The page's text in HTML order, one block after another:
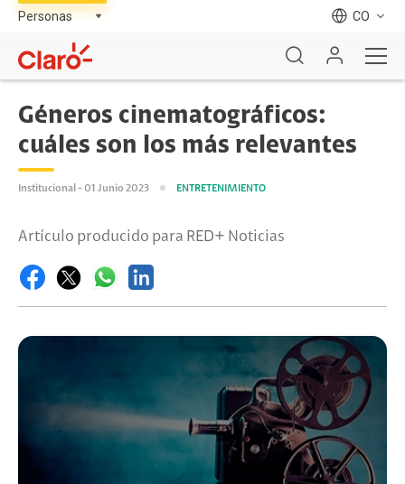
CO
Géneros cinematográficos:
cuáles son los más relevantes
Institucional - 01 Junio 2023 ENTRETENIMIENTO
Artículo producido para RED+ Noticias